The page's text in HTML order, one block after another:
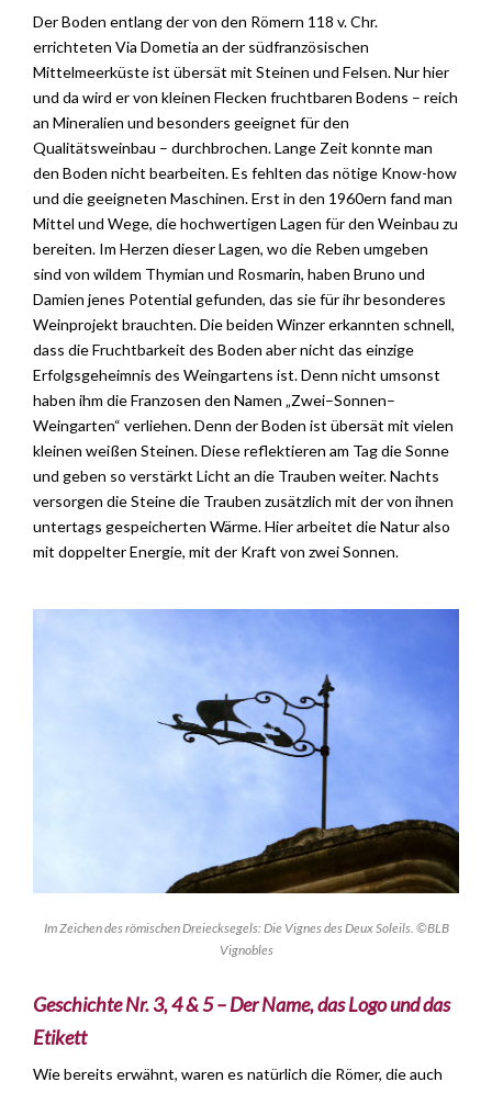
Der Boden entlang der von den Römern 118 v. Chr.
errichteten Via Dometia an der südfranzösischen
Mittelmeerküste ist übersät mit Steinen und Felsen. Nur hier
und da wird er von kleinen Flecken fruchtbaren Bodens – reich
an Mineralien und besonders geeignet für den
Qualitätsweinbau – durchbrochen. Lange Zeit konnte man
den Boden nicht bearbeiten. Es fehlten das nötige Know-how
und die geeigneten Maschinen. Erst in den 1960ern fand man
Mittel und Wege, die hochwertigen Lagen für den Weinbau zu
bereiten. Im Herzen dieser Lagen, wo die Reben umgeben
sind von wildem Thymian und Rosmarin, haben Bruno und
Damien jenes Potential gefunden, das sie für ihr besonderes
Weinprojekt brauchten. Die beiden Winzer erkannten schnell,
dass die Fruchtbarkeit des Boden aber nicht das einzige
Erfolgsgeheimnis des Weingartens ist. Denn nicht umsonst
haben ihm die Franzosen den Namen „Zwei–Sonnen–
Weingarten“ verliehen. Denn der Boden ist übersät mit vielen
kleinen weißen Steinen. Diese reflektieren am Tag die Sonne
und geben so verstärkt Licht an die Trauben weiter. Nachts
versorgen die Steine die Trauben zusätzlich mit der von ihnen
untertags gespeicherten Wärme. Hier arbeitet die Natur also
mit doppelter Energie, mit der Kraft von zwei Sonnen.
Im Zeichen des römischen Dreiecksegels: Die Vignes des Deux Soleils. ©BLB
Vignobles
Geschichte Nr. 3, 4 & 5 – Der Name, das Logo und das
Etikett
Wie bereits erwähnt, waren es natürlich die Römer, die auch